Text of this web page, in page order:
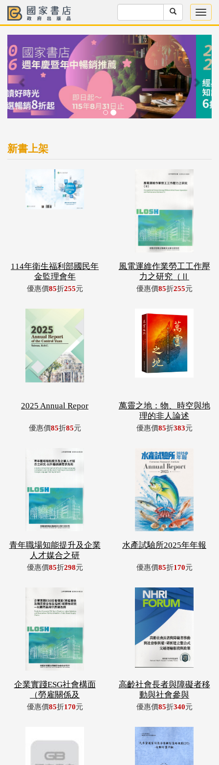
新書上架
114年衛生福利部國民年
金監理會年
優惠價85折255元
風電運維作業勞工工作壓
力之研究（Ⅱ
優惠價85折255元
2025 Annual Repor
優惠價85折85元
萬靈之地：物、時空與地
理的非人論述
優惠價85折383元
青年職場知能提升及企業
人才媒合之研
優惠價85折298元
水產試驗所2025年年報
優惠價85折170元
企業實踐ESG社會構面
（勞雇關係及
優惠價85折170元
高齡社會長者與障礙者移
動與社會參與
優惠價85折340元